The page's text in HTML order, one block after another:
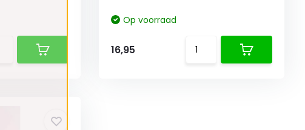
Op voorraad
16,95